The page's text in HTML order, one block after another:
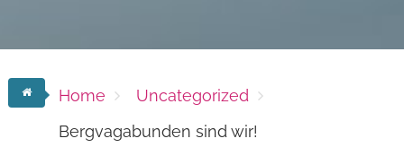
Home
Uncategorized
Bergvagabunden sind wir!